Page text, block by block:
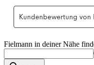
Fielmann in deiner Nähe